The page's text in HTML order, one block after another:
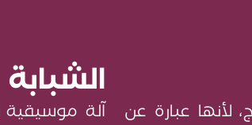
لأنها عبارة عن
الشبابة
آلة موسيقية